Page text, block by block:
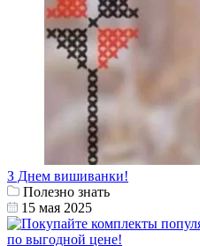
З Днем вишиванки!
Полезно знать
15 мая 2025